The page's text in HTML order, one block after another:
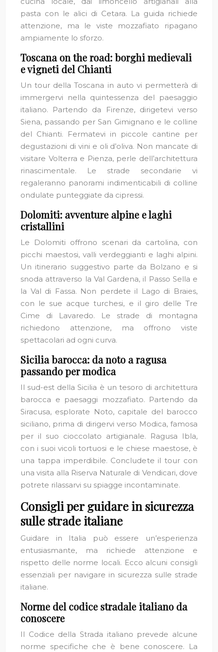
pasta con le alici di Cetara. La guida richiede
attenzione, ma le viste mozzafiato ripagano
ampiamente lo sforzo.
Toscana on the road: borghi medievali
e vigneti del Chianti
Un tour della Toscana in auto vi permetterà di
immergervi nella quintessenza del paesaggio
italiano. Partendo da Firenze, dirigetevi verso
Siena, passando per San Gimignano e le colline
del Chianti. Fermatevi in piccole cantine per
degustazioni di vini e oli d’oliva. Non mancate di
visitare Volterra e Pienza, perle dell’architettura
rinascimentale. Le strade secondarie vi
regaleranno panorami indimenticabili di colline
ondulate punteggiate da cipressi.
Dolomiti: avventure alpine e laghi
cristallini
Le Dolomiti offrono scenari da cartolina, con
picchi maestosi, valli verdeggianti e laghi alpini.
Un itinerario suggestivo parte da Bolzano e si
snoda attraverso la Val Gardena, il Passo Sella e
la Val di Fassa. Non perdete il Lago di Braies,
con le sue acque turchesi, e il giro delle Tre
Cime di Lavaredo. Le strade di montagna
richiedono attenzione, ma offrono viste
spettacolari ad ogni curva.
Sicilia barocca: da noto a ragusa
passando per modica
Il sud-est della Sicilia è un tesoro di architettura
barocca e paesaggi mozzafiato. Partendo da
Siracusa, esplorate Noto, capitale del barocco
siciliano, prima di dirigervi verso Modica, famosa
per il suo cioccolato artigianale. Ragusa Ibla,
con i suoi vicoli tortuosi e le chiese maestose, è
una tappa imperdibile. Concludete il tour con
una visita alla Riserva Naturale di Vendicari, dove
potrete rilassarvi su spiagge incontaminate.
Consigli per guidare in sicurezza
sulle strade italiane
Guidare in Italia può essere un’esperienza
entusiasmante, ma richiede attenzione e
rispetto delle norme locali. Ecco alcuni consigli
essenziali per navigare in sicurezza sulle strade
italiane.
Norme del codice stradale italiano da
conoscere
Il Codice della Strada italiano prevede alcune
norme specifiche che è bene conoscere. La